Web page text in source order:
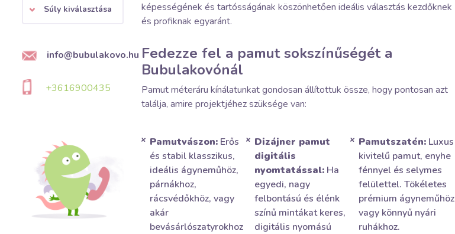
Súly kiválasztása
info@bubulakovo.hu
+3616900435
képességének és tartósságának köszönhetően ideális választás kezdőknek
és profiknak egyaránt.
Fedezze fel a pamut sokszínűségét a
Bubulakovónál
Pamut méteráru kínálatunkat gondosan állítottuk össze, hogy pontosan azt
találja, amire projektjéhez szüksége van:
Pamutvászon: Erős
és stabil klasszikus,
ideális ágyneműhöz,
párnákhoz,
rácsvédőkhöz, vagy
akár
bevásárlószatyrokhoz
Dizájner pamut
digitális
nyomtatással:Ha
egyedi, nagy
felbontású és élénk
színű mintákat keres,
digitális nyomású
Pamutszatén: Luxus
kivitelű pamut, enyhe
fénnyel és selymes
felülettel. Tökéletes
prémium ágyneműhöz
vagy könnyű nyári
ruhákhoz.